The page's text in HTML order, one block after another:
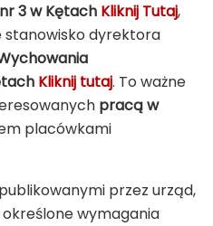
3 w Kętach Kliknij Tutaj,
stanowisko dyrektora
Kliknij tutaj. To ważne
pracą w
placówkami
przez urząd,
wymagania